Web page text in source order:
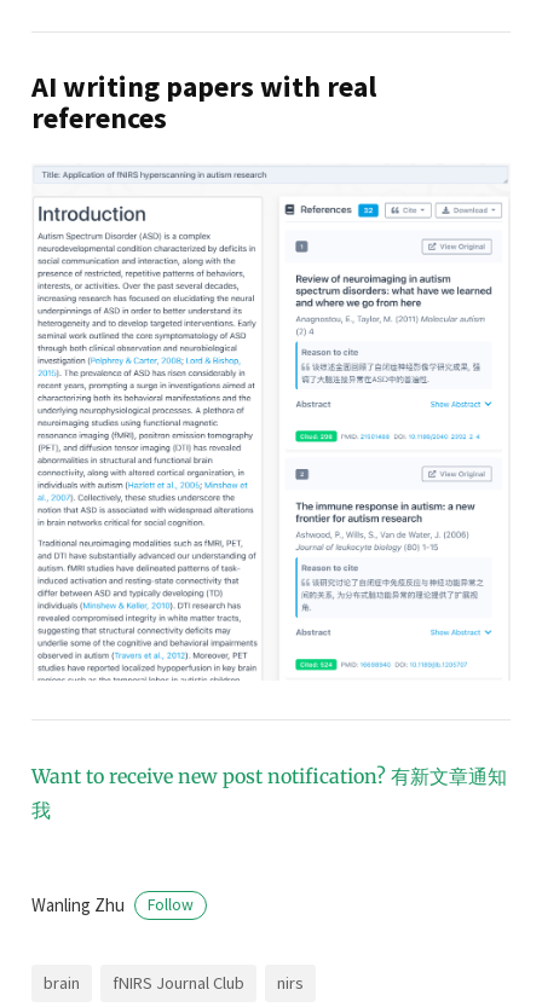
AI writing papers with real
references
Want to receive new post notification? 有新文章通知
我
Wanling Zhu Follow
brain fNIRS Journal Club nirs